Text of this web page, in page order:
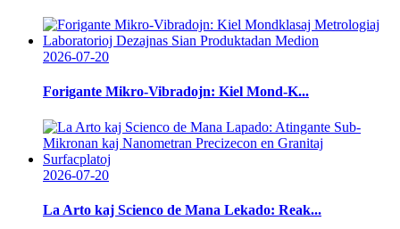
2026-07-20
Forigante Mikro-Vibradojn: Kiel Mond-K...
2026-07-20
La Arto kaj Scienco de Mana Lekado: Reak...